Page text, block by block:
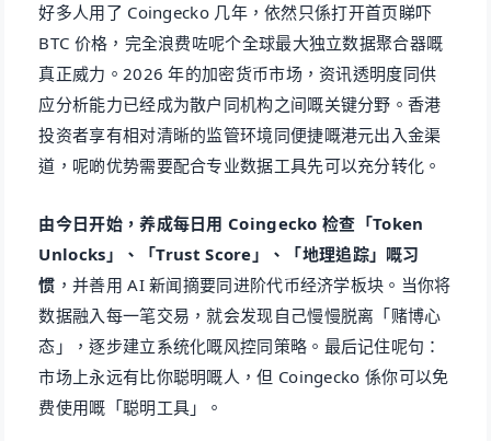
好多人用了 Coingecko 几年，依然只係打开首页睇吓
BTC 价格，完全浪费咗呢个全球最大独立数据聚合器嘅
真正威力。2026 年的加密货币市场，资讯透明度同供
应分析能力已经成为散户同机构之间嘅关键分野。香港
投资者享有相对清晰的监管环境同便捷嘅港元出入金渠
道，呢啲优势需要配合专业数据工具先可以充分转化。
由今日开始，养成每日用 Coingecko 检查「Token
Unlocks」、「Trust Score」、「地理追踪」嘅习
惯 ，并善用 AI 新闻摘要同进阶代币经济学板块。当你将
数据融入每一笔交易，就会发现自己慢慢脱离「赌博心
态」，逐步建立系统化嘅风控同策略。最后记住呢句：
市场上永远有比你聪明嘅人，但 Coingecko 係你可以免
费使用嘅「聪明工具」。